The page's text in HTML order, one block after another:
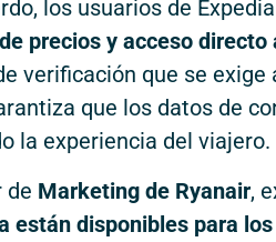
los usuarios de
precios y acceso directo
verificación que se
que los datos de
la experiencia del viajero.
de Marketing de Ryanair,
están disponibles para